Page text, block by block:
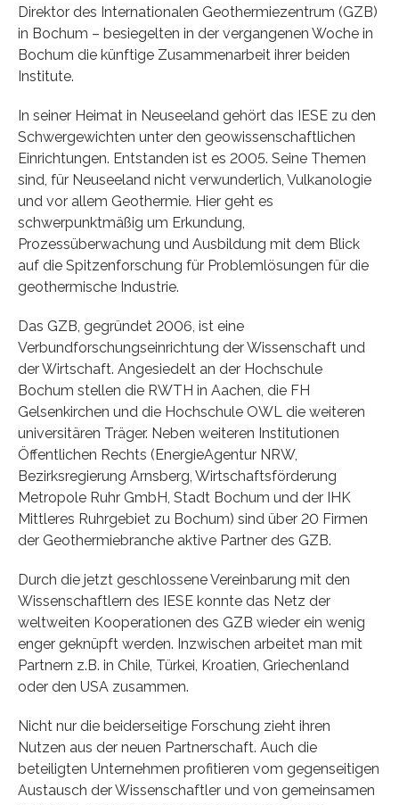
Direktor des Internationalen Geothermiezentrum (GZB)
in Bochum – besiegelten in der vergangenen Woche in
Bochum die künftige Zusammenarbeit ihrer beiden
Institute.
In seiner Heimat in Neuseeland gehört das IESE zu den
Schwergewichten unter den geowissenschaftlichen
Einrichtungen. Entstanden ist es 2005. Seine Themen
sind, für Neuseeland nicht verwunderlich, Vulkanologie
und vor allem Geothermie. Hier geht es
schwerpunktmäßig um Erkundung,
Prozessüberwachung und Ausbildung mit dem Blick
auf die Spitzenforschung für Problemlösungen für die
geothermische Industrie.
Das GZB, gegründet 2006, ist eine
Verbundforschungseinrichtung der Wissenschaft und
der Wirtschaft. Angesiedelt an der Hochschule
Bochum stellen die RWTH in Aachen, die FH
Gelsenkirchen und die Hochschule OWL die weiteren
universitären Träger. Neben weiteren Institutionen
Öffentlichen Rechts (EnergieAgentur NRW,
Bezirksregierung Arnsberg, Wirtschaftsförderung
Metropole Ruhr GmbH, Stadt Bochum und der IHK
Mittleres Ruhrgebiet zu Bochum) sind über 20 Firmen
der Geothermiebranche aktive Partner des GZB.
Durch die jetzt geschlossene Vereinbarung mit den
Wissenschaftlern des IESE konnte das Netz der
weltweiten Kooperationen des GZB wieder ein wenig
enger geknüpft werden. Inzwischen arbeitet man mit
Partnern z.B. in Chile, Türkei, Kroatien, Griechenland
oder den USA zusammen.
Nicht nur die beiderseitige Forschung zieht ihren
Nutzen aus der neuen Partnerschaft. Auch die
beteiligten Unternehmen profitieren vom gegenseitigen
Austausch der Wissenschaftler und von gemeinsamen